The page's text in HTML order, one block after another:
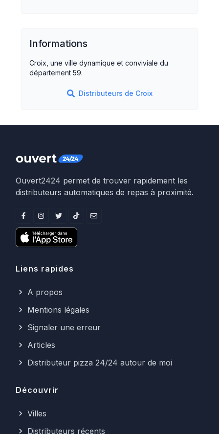
Informations
Croix, une ville dynamique et conviviale du
département 59.
Distributeurs de Croix
Ouvert2424 permet de trouver rapidement les
distributeurs automatiques de repas à proximité.
Liens rapides
A propos
Mentions légales
Signaler une erreur
Articles
Distributeur pizza 24/24 autour de moi
Découvrir
Villes
Distributeurs récents